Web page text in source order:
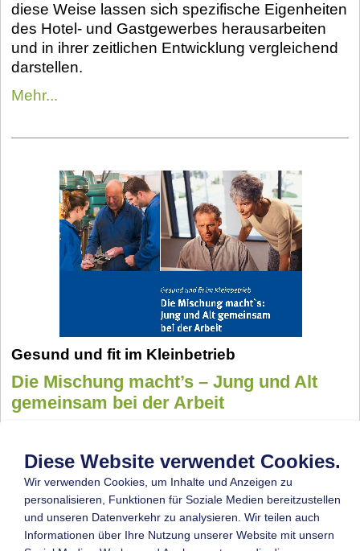
diese Weise lassen sich spezifische Eigenheiten
des Hotel- und Gastgewerbes herausarbeiten
und in ihrer zeitlichen Entwicklung vergleichend
darstellen.
Mehr...
Gesund und fit im Kleinbetrieb
Die Mischung macht’s – Jung und Alt
gemeinsam bei der Arbeit
(Arbeitsplatzgestaltung, Organisation,
Gesundheitsförderung, etc.) werden KMU Hilfen
angeboten, wie sie den negativen Folgen des
demografischen Wandels (z. B. dem drohenden
Fachkräftemangel) entgegenwirken können.
Diese Website verwendet Cookies.
Wir verwenden Cookies, um Inhalte und Anzeigen zu
personalisieren, Funktionen für Soziale Medien bereitzustellen
und unseren Datenverkehr zu analysieren. Wir teilen auch
Informationen über Ihre Nutzung unserer Website mit unsern